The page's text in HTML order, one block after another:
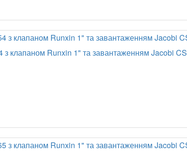
з клапаном Runxin 1" та завантаженням Jacobi CS